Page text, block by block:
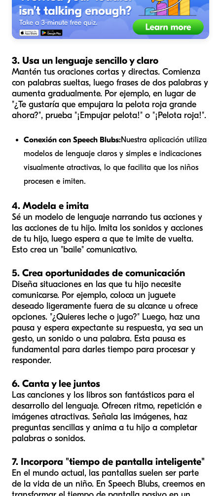
3. Usa un lenguaje sencillo y claro
Mantén tus oraciones cortas y directas. Comienza
con palabras sueltas, luego frases de dos palabras y
aumenta gradualmente. Por ejemplo, en lugar de
"¿Te gustaría que empujara la pelota roja grande
ahora?", prueba "¡Empujar pelota!" o "¡Pelota roja!".
Conexión con Speech Blubs:Nuestra aplicación utiliza
modelos de lenguaje claros y simples e indicaciones
visualmente atractivas, lo que facilita que los niños
procesen e imiten.
4. Modela e imita
Sé un modelo de lenguaje narrando tus acciones y
las acciones de tu hijo. Imita los sonidos y acciones
de tu hijo, luego espera a que te imite de vuelta.
Esto crea un "baile" comunicativo.
5. Crea oportunidades de comunicación
Diseña situaciones en las que tu hijo necesite
comunicarse. Por ejemplo, coloca un juguete
deseado ligeramente fuera de su alcance u ofrece
opciones. "¿Quieres leche o jugo?" Luego, haz una
pausa y espera expectante su respuesta, ya sea un
gesto, un sonido o una palabra. Esta pausa es
fundamental para darles tiempo para procesar y
responder.
6. Canta y lee juntos
Las canciones y los libros son fantásticos para el
desarrollo del lenguaje. Ofrecen ritmo, repetición e
imágenes atractivas. Señala las imágenes, haz
preguntas sencillas y anima a tu hijo a completar
palabras o sonidos.
7. Incorpora "tiempo de pantalla inteligente"
En el mundo actual, las pantallas suelen ser parte
de la vida de un niño. En Speech Blubs, creemos en